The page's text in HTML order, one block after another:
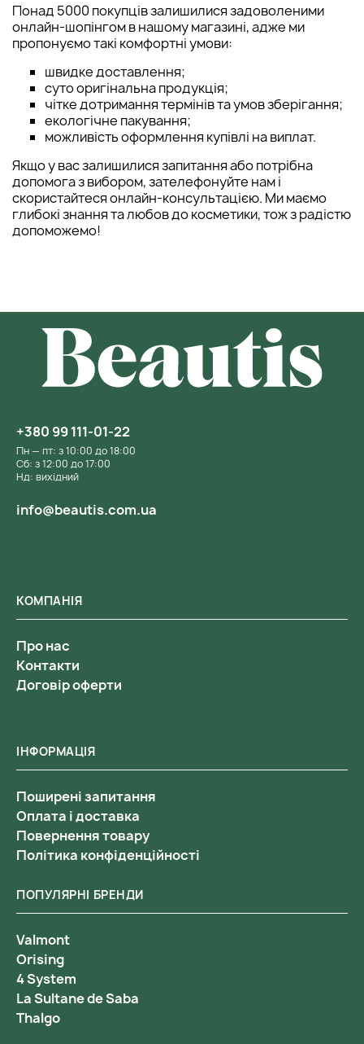
Понад 5000 покупців залишилися задоволеними
онлайн-шопінгом в нашому магазині, адже ми
пропонуємо такі комфортні умови:
швидке доставлення;
суто оригінальна продукція;
чітке дотримання термінів та умов зберігання;
екологічне пакування;
можливість оформлення купівлі на виплат.
Якщо у вас залишилися запитання або потрібна
допомога з вибором, зателефонуйте нам і
скористайтеся онлайн-консультацією. Ми маємо
глибокі знання та любов до косметики, тож з радістю
допоможемо!
ІНФОРМАЦІЯ
Поширені запитання
Оплата і доставка
Повернення товару
Політика конфіденційності
КОМПАНІЯ
Про нас
Контакти
Договір оферти
ПОПУЛЯРНІ БРЕНДИ
Valmont
Orising
4 System
La Sultane de Saba
Thalgo
+380 99 111-01-22
Пн — пт: з 10:00 до 18:00
Сб: з 12:00 до 17:00
Нд: вихідний
info@beautis.com.ua